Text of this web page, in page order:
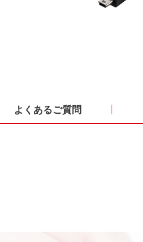
よくあるご質問